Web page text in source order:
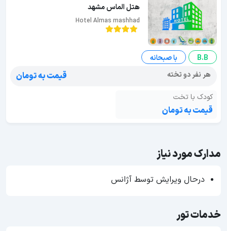
هتل الماس مشهد
Hotel Almas mashhad
B.B
با صبحانه
هر نفر دو تخته
قیمت به تومان
کودک با تخت
قیمت به تومان
مدارک مورد نیاز
درحال ویرایش توسط آژانس
خدمات تور